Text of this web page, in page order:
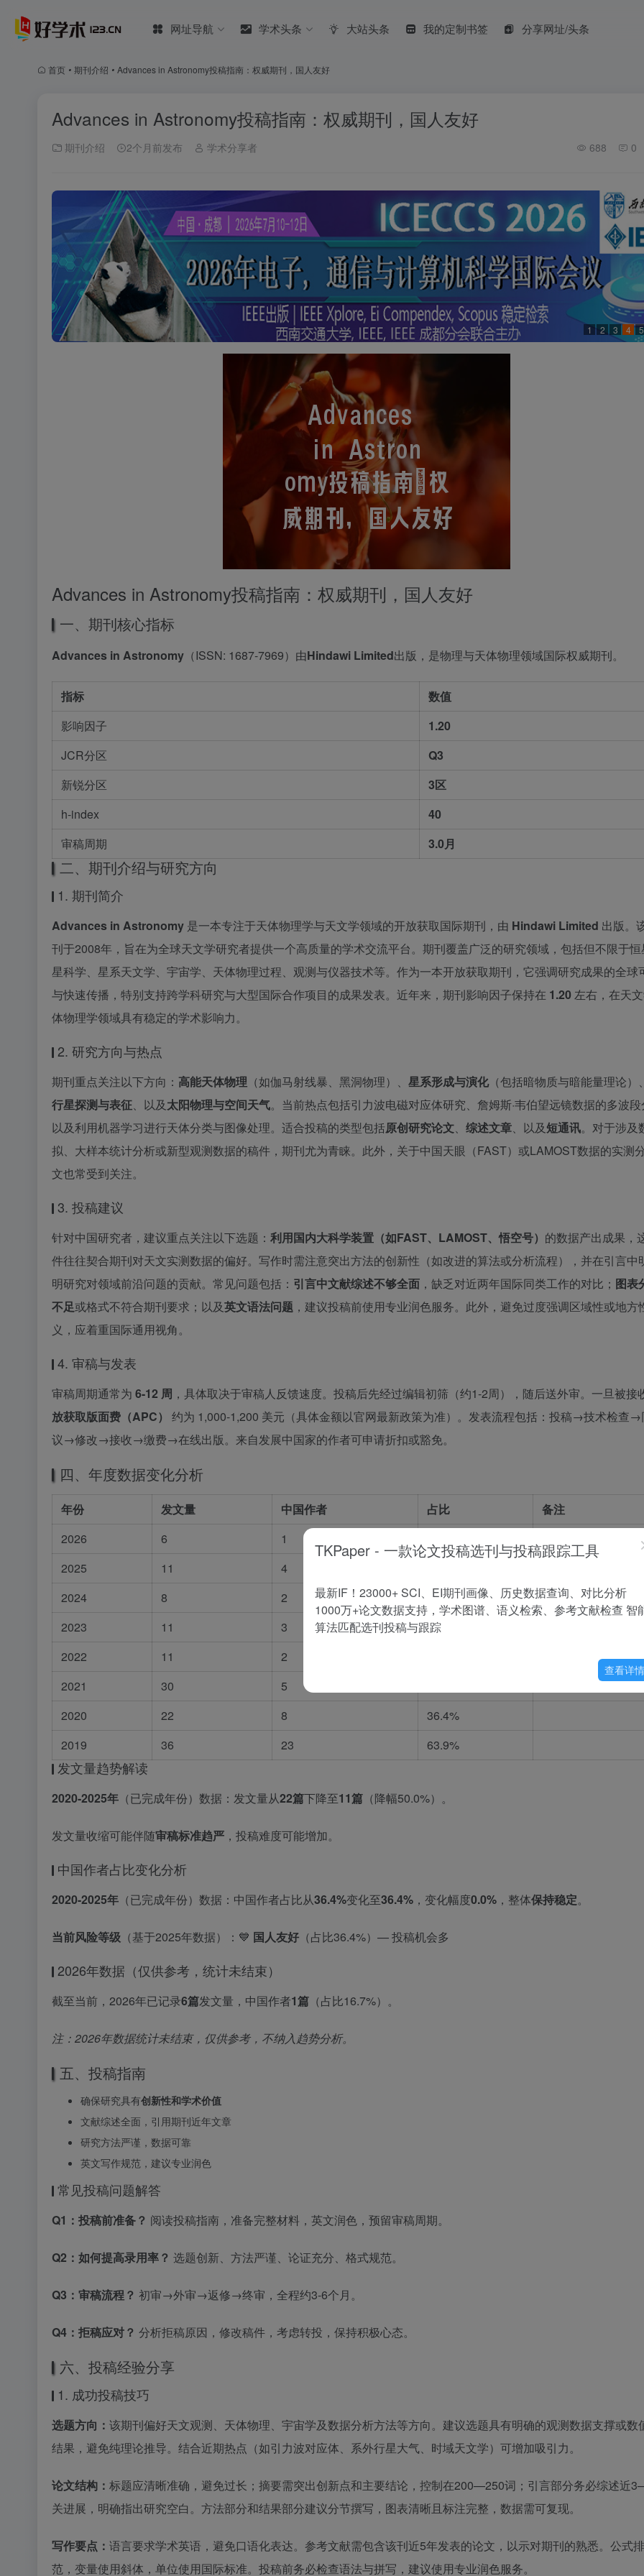
网址导航 学术头条 大站头条 我的定制书签 分享网址/头条
首页 • 期刊介绍 • Advances in Astronomy投稿指南：权威期刊，国人友好
Advances in Astronomy投稿指南：权威期刊，国人友好
期刊介绍 2个月前发布 学术分享者 688 0
1 2 3 4 5
Advances in Astronomy投稿指南：权威期刊，国人友好
一、期刊核心指标
Advances in Astronomy （ISSN: 1687-7969）由Hindawi Limited出版，是物理与天体物理领域国际权威期刊。
指标
数值
影响因子
1.20
JCR分区
Q3
新锐分区
3区
h-index
40
审稿周期
3.0月
二、期刊介绍与研究方向
1. 期刊简介
Advances in Astronomy 是一本专注于天体物理学与天文学领域的开放获取国际期刊，由 Hindawi Limited 出版。
刊于2008年，旨在为全球天文学研究者提供一个高质量的学术交流平台。期刊覆盖广泛的研究领域，包括但不限于
星科学、星系天文学、宇宙学、天体物理过程、观测与仪器技术等。作为一本开放获取期刊，它强调研究成果的全球
与快速传播，特别支持跨学科研究与大型国际合作项目的成果发表。近年来，期刊影响因子保持在 1.20 左右，在天
体物理学领域具有稳定的学术影响力。
2. 研究方向与热点
期刊重点关注以下方向： 高能天体物理 （如伽马射线暴、黑洞物理）、 星系形成与演化（包括暗物质与暗能量理论）
行星探测与表征、以及太阳物理与空间天气。当前热点包括引力波电磁对应体研究、詹姆斯·韦伯望远镜数据的多波
以及利用机器学习进行天体分类与图像处理。适合投稿的类型包括原创研究论文、 综述文章、以及短通讯。对于涉及
拟、大样本统计分析或新型观测数据的稿件，期刊尤为青睐。此外，关于中国天眼（FAST）或LAMOST数据的实测
文也常受到关注。
3. 投稿建议
针对中国研究者，建议重点关注以下选题： 利用国内大科学装置（如FAST、LAMOST、悟空号） 的数据产出成果，
件往往契合期刊对天文实测数据的偏好。写作时需注意突出方法的创新性（如改进的算法或分析流程），并在引言中
明研究对领域前沿问题的贡献。常见问题包括： 引言中文献综述不够全面 ，缺乏对近两年国际同类工作的对比； 图表
不足或格式不符合期刊要求；以及英文语法问题 ，建议投稿前使用专业润色服务。此外，避免过度强调区域性或地方
义，应着重国际通用视角。
4. 审稿与发表
审稿周期通常为 6-12 周 ，具体取决于审稿人反馈速度。投稿后先经过编辑初筛（约1-2周），随后送外审。一旦被接
放获取版面费（APC）
约为 1,000-1,200 美元（具体金额以官网最新政策为准）。发表流程包括：投稿→技术检查→
议→修改→接收→缴费→在线出版。来自发展中国家的作者可申请折扣或豁免。
四、年度数据变化分析
年份 发文量 中国作者 占比
备注
2026
6 1
2025
11 4
2024
8 2
25.0%
2023
11 3
27.3%
2022
11 2
2021
30 5
2020
22 8
36.4%
2019
36 23 63.9%
发文量趋势解读
2020-2025年 （已完成年份）数据：发文量从22篇下降至11篇 （降幅50.0%）。
发文量收缩可能伴随审稿标准趋严 ，投稿难度可能增加。
中国作者占比变化分析
2020-2025年 （已完成年份）数据：中国作者占比从36.4%变化至36.4% ，变化幅度0.0% ，整体保持稳定。
当前风险等级 （基于2025年数据）：💙 国人友好 （占比36.4%）— 投稿机会多
2026年数据（仅供参考，统计未结束）
截至当前，2026年已记录6篇发文量，中国作者1篇 （占比16.7%）。
注：2026年数据统计未结束，仅供参考，不纳入趋势分析。
五、投稿指南
确保研究具有创新性和学术价值
文献综述全面，引用期刊近年文章
研究方法严谨，数据可靠
英文写作规范，建议专业润色
常见投稿问题解答
Q1：投稿前准备？ 阅读投稿指南，准备完整材料，英文润色，预留审稿周期。
Q2：如何提高录用率？ 选题创新、方法严谨、论证充分、格式规范。
Q3：审稿流程？ 初审→外审→返修→终审，全程约3-6个月。
Q4：拒稿应对？ 分析拒稿原因，修改稿件，考虑转投，保持积极心态。
六、投稿经验分享
1. 成功投稿技巧
选题方向： 该期刊偏好天文观测、天体物理、宇宙学及数据分析方法等方向。建议选题具有明确的观测数据支撑或数
结果，避免纯理论推导。结合近期热点（如引力波对应体、系外行星大气、时域天文学）可增加吸引力。
论文结构： 标题应清晰准确，避免过长；摘要需突出创新点和主要结论，控制在200—250词；引言部分务必综述近
关进展，明确指出研究空白。方法部分和结果部分建议分节撰写，图表清晰且标注完整，数据需可复现。
写作要点： 语言要求学术英语，避免口语化表达。参考文献需包含该刊近5年发表的论文，以示对期刊的熟悉。公式
范，变量使用斜体，单位使用国际标准。投稿前务必检查语法与拼写，建议使用专业润色服务。
TKPaper - 一款论文投稿选刊与投稿跟踪工具
最新IF！23000+ SCI、EI期刊画像、历史数据查询、对比分析
1000万+论文数据支持，学术图谱、语义检索、参考文献检查 智
算法匹配选刊投稿与跟踪
查看详情